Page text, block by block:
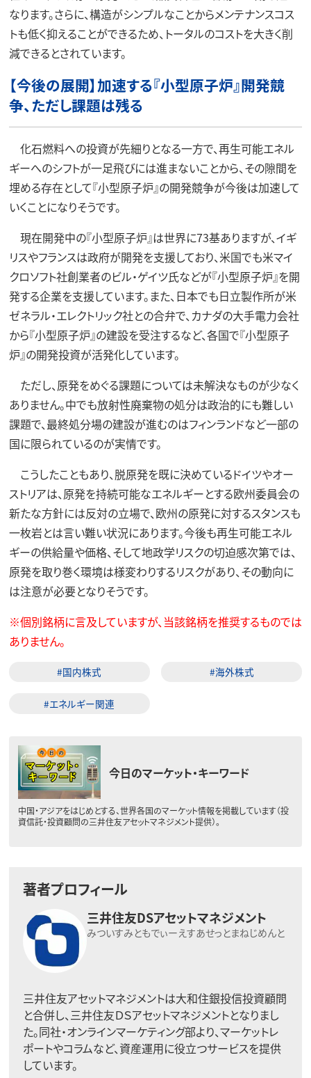
なります。さらに、構造がシンプルなことからメンテナンスコス
トも低く抑えることができるため、トータルのコストを大きく削
減できるとされています。
【今後の展開】加速する『小型原子炉』開発競
争、ただし課題は残る
化石燃料への投資が先細りとなる一方で、再生可能エネル
ギーへのシフトが一足飛びには進まないことから、その隙間を
埋める存在として『小型原子炉』の開発競争が今後は加速して
いくことになりそうです。
現在開発中の『小型原子炉』は世界に73基ありますが、イギ
リスやフランスは政府が開発を支援しており、米国でも米マイ
クロソフト社創業者のビル・ゲイツ氏などが『小型原子炉』を開
発する企業を支援しています。また、日本でも日立製作所が米
ゼネラル・エレクトリック社との合弁で、カナダの大手電力会社
から『小型原子炉』の建設を受注するなど、各国で『小型原子
炉』の開発投資が活発化しています。
ただし、原発をめぐる課題については未解決なものが少なく
ありません。中でも放射性廃棄物の処分は政治的にも難しい
課題で、最終処分場の建設が進むのはフィンランドなど一部の
国に限られているのが実情です。
こうしたこともあり、脱原発を既に決めているドイツやオー
ストリアは、原発を持続可能なエネルギーとする欧州委員会の
新たな方針には反対の立場で、欧州の原発に対するスタンスも
一枚岩とは言い難い状況にあります。今後も再生可能エネル
ギーの供給量や価格、そして地政学リスクの切迫感次第では、
原発を取り巻く環境は様変わりするリスクがあり、その動向に
は注意が必要となりそうです。
※個別銘柄に言及していますが、当該銘柄を推奨するものでは
ありません。
#国内株式 #海外株式
#エネルギー関連
今日のマーケット・キーワード
中国・アジアをはじめとする、世界各国のマーケット情報を掲載しています（投
資信託・投資顧問の三井住友アセットマネジメント提供）。
著者プロフィール
三井住友DSアセットマネジメント
みついすみともでぃーえすあせっとまねじめんと
三井住友アセットマネジメントは大和住銀投信投資顧問
と合併し、三井住友ＤＳアセットマネジメントとなりまし
た。同社・オンラインマーケティング部より、マーケットレ
ポートやコラムなど、資産運用に役立つサービスを提供
しています。